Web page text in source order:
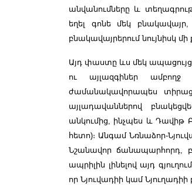
անվանումները և
եղել գոնե մեկ
բնակավայրերում նույնիսկ մի
Այդ փաստը ևս մեկ
ու այլազգիներ
ժամանակավորապես
այլադավաններով
անկումից, ինչպես և
հետո)։ Անգամ Նռնաձոր-
Նշանավոր ճանապարհորդ,
ապրիլին լինելով այդ
որ Նյուվադիի կամ Նյուղադիի